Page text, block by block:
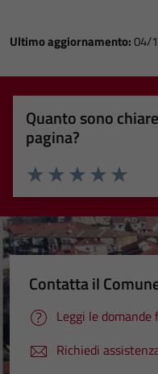
Ultimo aggiornamento:04/
Quanto sono
pagina?
Valuta
Valuta 4
Valuta 3 stelle
Valuta 2 stelle su 5
Valuta 1 stelle su 5
Contatta il
Leggi le
Richiedi